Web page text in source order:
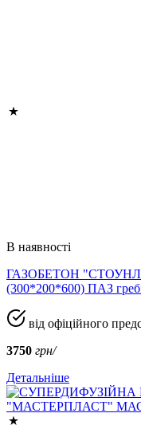
В наявності
ГАЗОБЕТОН
(300*200*600) ПАЗ
від офіційного
3750 грн/
Детальніше